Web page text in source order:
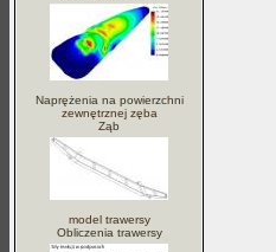
Naprężenia na powierzchni
zewnętrznej zęba
Ząb
model trawersy
Obliczenia trawersy